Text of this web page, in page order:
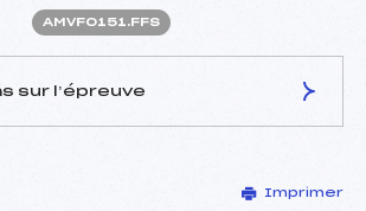
AMVF0151.FFS
sur l’épreuve
RUDLOFF CLAUDE (MV)
Imprimer